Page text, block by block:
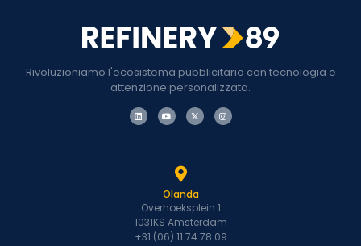
Rivoluzioniamo l'ecosistema pubblicitario con tecnologia e
attenzione personalizzata.
Olanda
Overhoeksplein 1
1031KS Amsterdam
+31 (06) 11 74 78 09